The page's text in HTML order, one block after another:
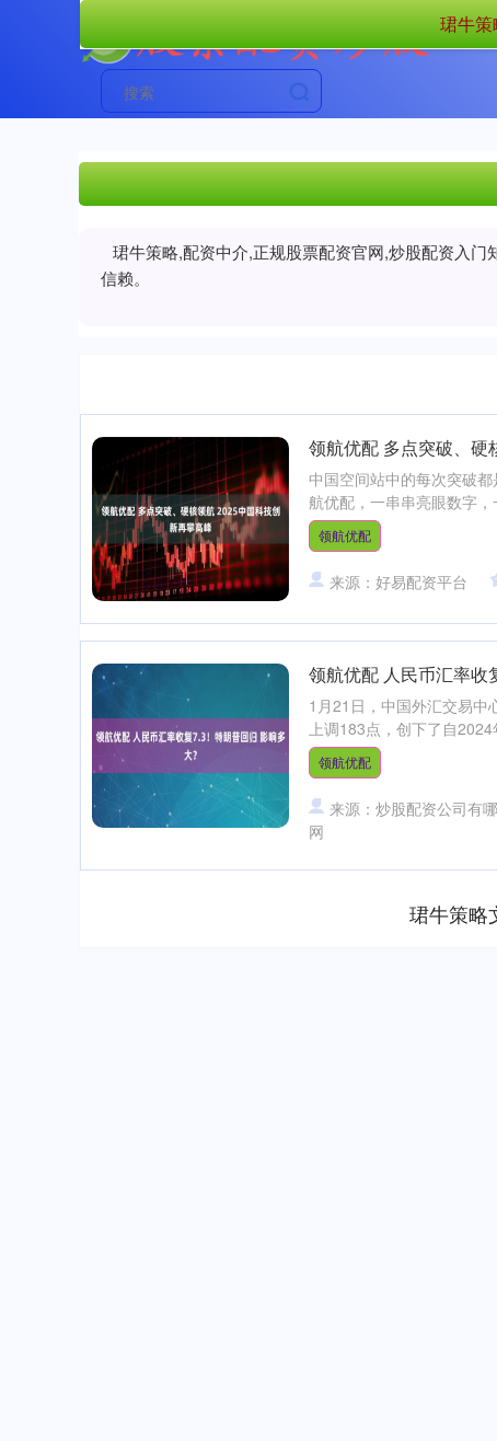
珺牛策略,配资中介,正规股票配资官网,炒股配资入
信赖。
珺牛
领航优配 多点突破、硬
中国空间站中的每次突破
航优配，一串串亮眼数字
领航优配
来源：好易配资平台
领航优配 人民币汇率收
1月21日，中国外汇交易中
上调183点，创下了自
领航优配
来源：炒股配资公司有
网
珺牛策略